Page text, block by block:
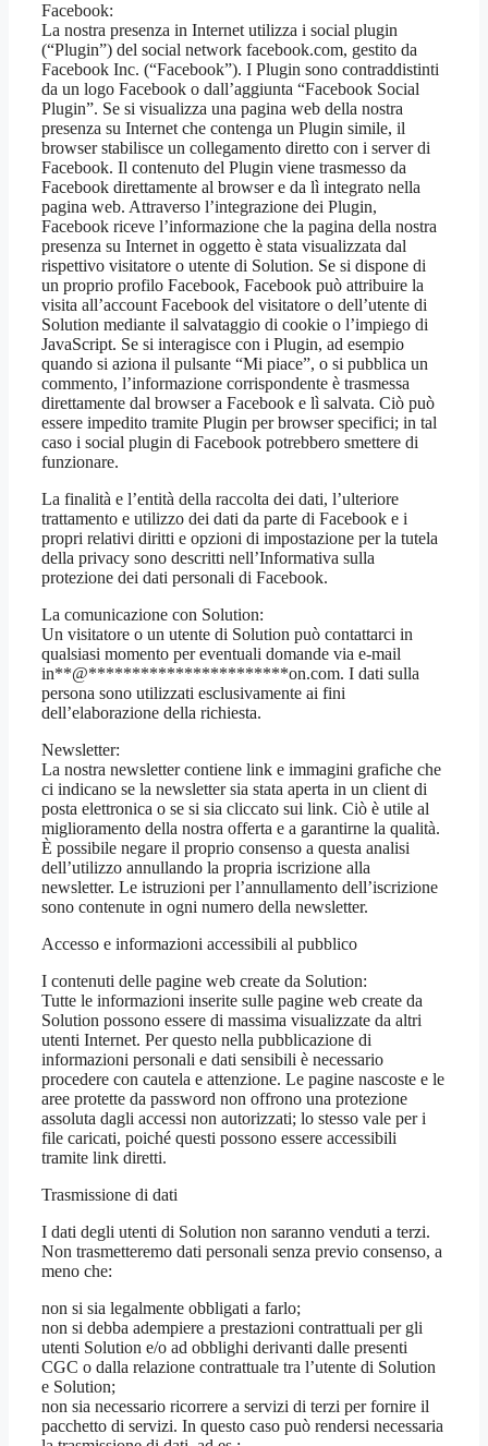
Facebook:
La nostra presenza in Internet utilizza i social plugin
(“Plugin”) del social network facebook.com, gestito da
Facebook Inc. (“Facebook”). I Plugin sono contraddistinti
da un logo Facebook o dall’aggiunta “Facebook Social
Plugin”. Se si visualizza una pagina web della nostra
presenza su Internet che contenga un Plugin simile, il
browser stabilisce un collegamento diretto con i server di
Facebook. Il contenuto del Plugin viene trasmesso da
Facebook direttamente al browser e da lì integrato nella
pagina web. Attraverso l’integrazione dei Plugin,
Facebook riceve l’informazione che la pagina della nostra
presenza su Internet in oggetto è stata visualizzata dal
rispettivo visitatore o utente di Solution. Se si dispone di
un proprio profilo Facebook, Facebook può attribuire la
visita all’account Facebook del visitatore o dell’utente di
Solution mediante il salvataggio di cookie o l’impiego di
JavaScript. Se si interagisce con i Plugin, ad esempio
quando si aziona il pulsante “Mi piace”, o si pubblica un
commento, l’informazione corrispondente è trasmessa
direttamente dal browser a Facebook e lì salvata. Ciò può
essere impedito tramite Plugin per browser specifici; in tal
caso i social plugin di Facebook potrebbero smettere di
funzionare.
La finalità e l’entità della raccolta dei dati, l’ulteriore
trattamento e utilizzo dei dati da parte di Facebook e i
propri relativi diritti e opzioni di impostazione per la tutela
della privacy sono descritti nell’Informativa sulla
protezione dei dati personali di Facebook.
La comunicazione con Solution:
Un visitatore o un utente di Solution può contattarci in
qualsiasi momento per eventuali domande via e-mail
in**@***********************on.com. I dati sulla
persona sono utilizzati esclusivamente ai fini
dell’elaborazione della richiesta.
Newsletter:
La nostra newsletter contiene link e immagini grafiche che
ci indicano se la newsletter sia stata aperta in un client di
posta elettronica o se si sia cliccato sui link. Ciò è utile al
miglioramento della nostra offerta e a garantirne la qualità.
È possibile negare il proprio consenso a questa analisi
dell’utilizzo annullando la propria iscrizione alla
newsletter. Le istruzioni per l’annullamento dell’iscrizione
sono contenute in ogni numero della newsletter.
Accesso e informazioni accessibili al pubblico
I contenuti delle pagine web create da Solution:
Tutte le informazioni inserite sulle pagine web create da
Solution possono essere di massima visualizzate da altri
utenti Internet. Per questo nella pubblicazione di
informazioni personali e dati sensibili è necessario
procedere con cautela e attenzione. Le pagine nascoste e le
aree protette da password non offrono una protezione
assoluta dagli accessi non autorizzati; lo stesso vale per i
file caricati, poiché questi possono essere accessibili
tramite link diretti.
Trasmissione di dati
I dati degli utenti di Solution non saranno venduti a terzi.
Non trasmetteremo dati personali senza previo consenso, a
meno che:
non si sia legalmente obbligati a farlo;
non si debba adempiere a prestazioni contrattuali per gli
utenti Solution e/o ad obblighi derivanti dalle presenti
CGC o dalla relazione contrattuale tra l’utente di Solution
e Solution;
non sia necessario ricorrere a servizi di terzi per fornire il
pacchetto di servizi. In questo caso può rendersi necessaria